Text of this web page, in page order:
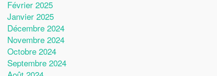
Février 2025
Janvier 2025
Décembre 2024
Novembre 2024
Octobre 2024
Septembre 2024